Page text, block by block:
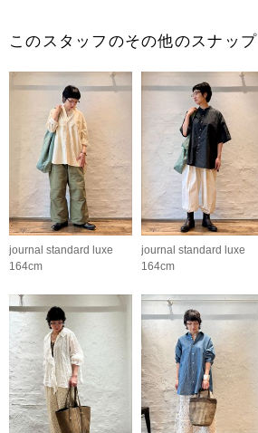
このスタッフのその他のスナップ
journal standard luxe
164cm
journal standard luxe
164cm